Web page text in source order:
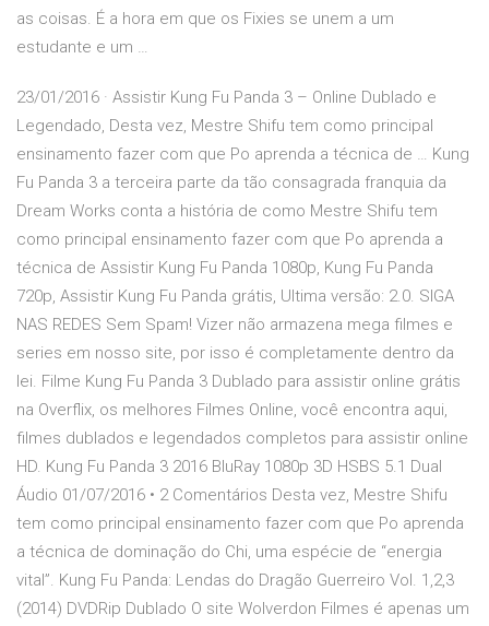
as coisas. É a hora em que os Fixies se unem a um
estudante e um …
23/01/2016 · Assistir Kung Fu Panda 3 – Online Dublado e
Legendado, Desta vez, Mestre Shifu tem como principal
ensinamento fazer com que Po aprenda a técnica de … Kung
Fu Panda 3 a terceira parte da tão consagrada franquia da
Dream Works conta a história de como Mestre Shifu tem
como principal ensinamento fazer com que Po aprenda a
técnica de Assistir Kung Fu Panda 1080p, Kung Fu Panda
720p, Assistir Kung Fu Panda grátis, Ultima versão: 2.0. SIGA
NAS REDES Sem Spam! Vizer não armazena mega filmes e
series em nosso site, por isso é completamente dentro da
lei. Filme Kung Fu Panda 3 Dublado para assistir online grátis
na Overflix, os melhores Filmes Online, você encontra aqui,
filmes dublados e legendados completos para assistir online
HD. Kung Fu Panda 3 2016 BluRay 1080p 3D HSBS 5.1 Dual
Áudio 01/07/2016 • 2 Comentários Desta vez, Mestre Shifu
tem como principal ensinamento fazer com que Po aprenda
a técnica de dominação do Chi, uma espécie de “energia
vital”. Kung Fu Panda: Lendas do Dragão Guerreiro Vol. 1,2,3
(2014) DVDRip Dublado O site Wolverdon Filmes é apenas um